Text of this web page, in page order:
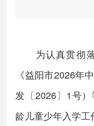
为认真贯彻落
《益阳市2026年
发〔2026〕1号
龄儿童少年入学工